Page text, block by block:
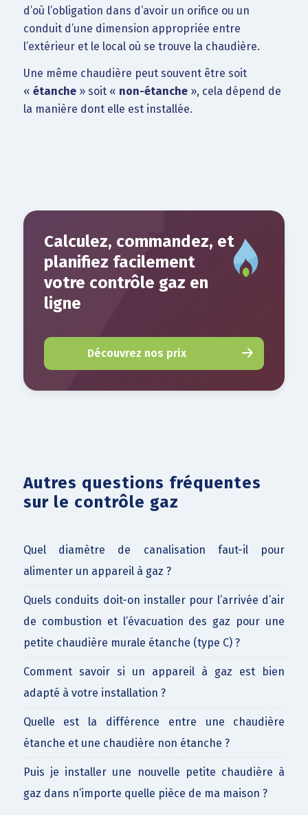
d’où l’obligation dans d’avoir un orifice ou un
conduit d’une dimension appropriée entre
l’extérieur et le local où se trouve la chaudière.
Une même chaudière peut souvent être soit
« étanche » soit « non-étanche», cela dépend de
la manière dont elle est installée.
Calculez, commandez, et
planifiez facilement
votre contrôle gaz en
ligne
Découvrez nos prix
Autres questions fréquentes
sur le contrôle gaz
Quel diamètre de canalisation faut-il pour
alimenter un appareil à gaz ?
Quels conduits doit-on installer pour l’arrivée d’air
de combustion et l’évacuation des gaz pour une
petite chaudière murale étanche (type C) ?
Comment savoir si un appareil à gaz est bien
adapté à votre installation ?
Quelle est la différence entre une chaudière
étanche et une chaudière non étanche ?
Puis je installer une nouvelle petite chaudière à
gaz dans n’importe quelle pièce de ma maison ?